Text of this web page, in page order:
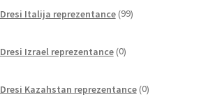
Dresi Italija reprezentance 99izdelkov
Dresi Izrael reprezentance 0izdelkov
Dresi Kazahstan reprezentance 0izdelkov